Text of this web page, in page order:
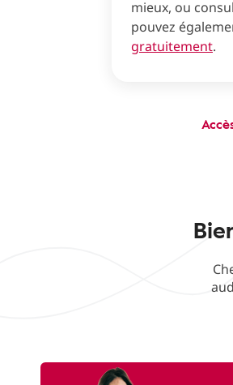
mieux, ou
pouvez
gratuitement.